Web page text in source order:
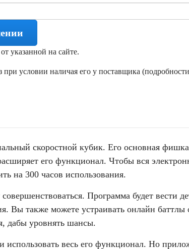
указанной на сайте.
условии наличая его у поставщика
скоростной кубик. Его основная
его функционал. Чтобы вся
на 300 часов использования.
Программа будет вести
Вы также можете устраивать онлайн
дабы уровнять шансы.
весь его функционал. Но